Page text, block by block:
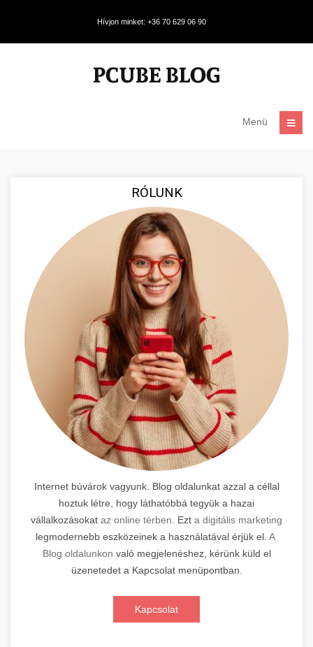
Hívjon minket: +36 70 629 06 90
Menü
RÓLUNK
Internet búvárok vagyunk. Blog oldalunkat azzal a céllal
hoztuk létre, hogy láthatóbbá tegyük a hazai
vállalkozásokat az online térben. Ezt a digitális marketing
legmodernebb eszközeinek a használatával érjük el. A
Blog oldalunkon való megjelenéshez, kérünk küld el
üzenetedet a Kapcsolat menüpontban.
Kapcsolat